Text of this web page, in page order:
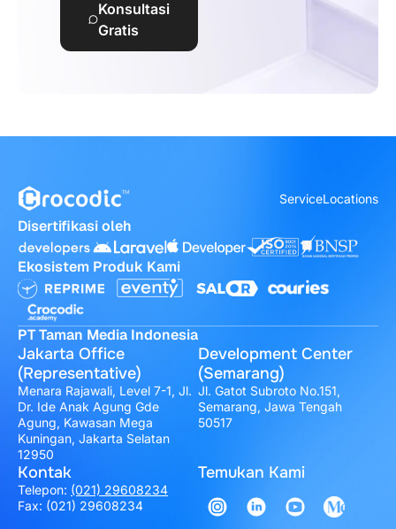
Konsultasi
Gratis
ServiceLocations
Disertifikasi oleh
Ekosistem Produk Kami
PT Taman Media Indonesia
Jakarta Office
(Representative)
Menara Rajawali, Level 7-1, Jl.
Dr. Ide Anak Agung Gde
Agung, Kawasan Mega
Kuningan, Jakarta Selatan
12950
Development Center
(Semarang)
Jl. Gatot Subroto No.151,
Semarang, Jawa Tengah
50517
Kontak
Telepon: (021) 29608234
Fax: (021) 29608234
Temukan Kami